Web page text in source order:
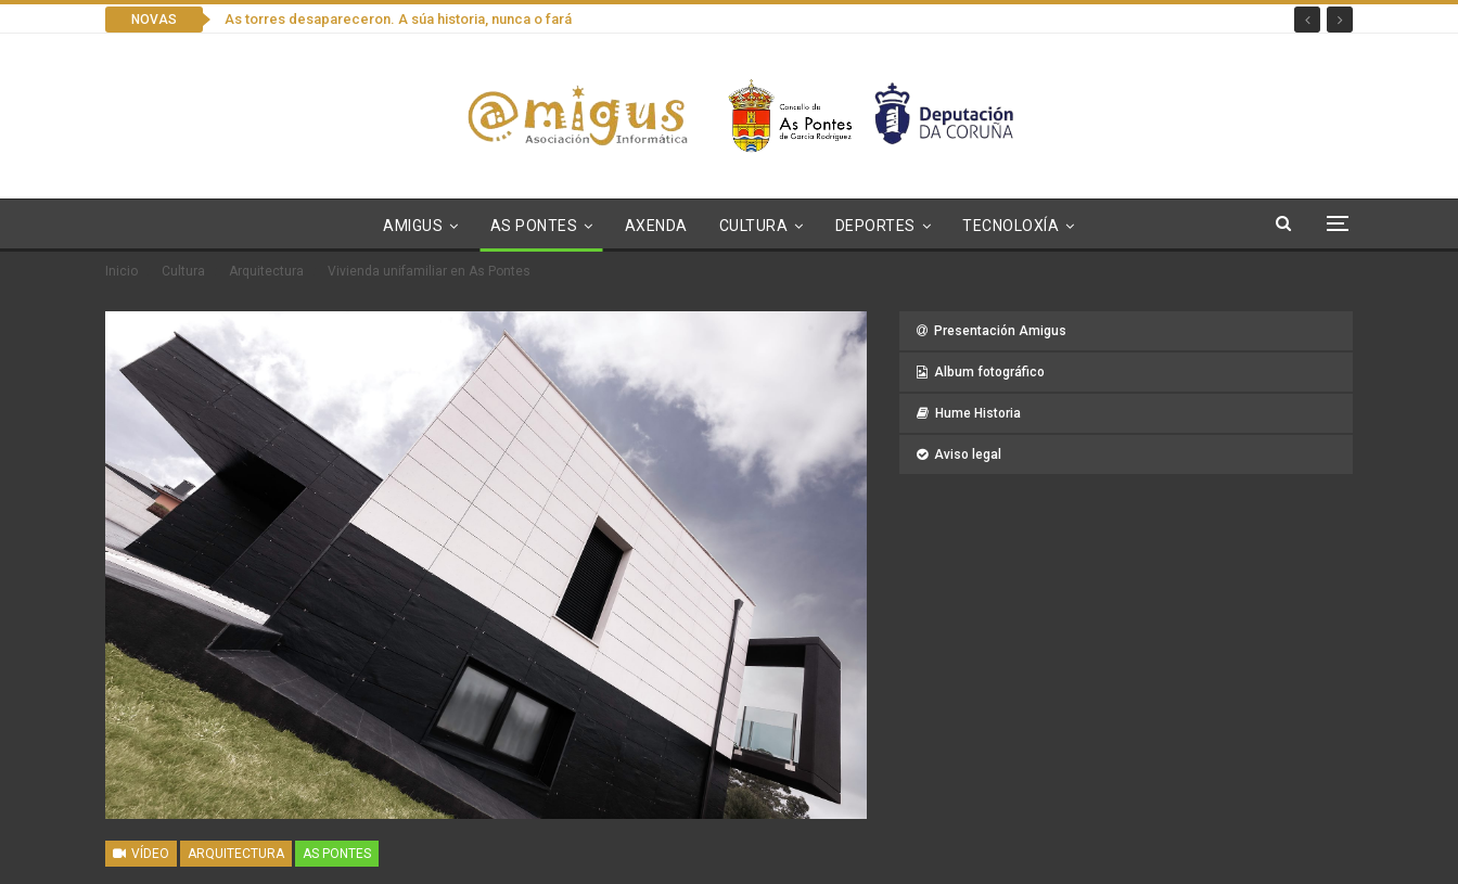
NOVAS As torres desapareceron. A súa historia, nunca o fará
AMIGUS AS PONTES AXENDA CULTURA DEPORTES TECNOLOXÍA
Inicio Cultura Arquitectura Vivienda unifamiliar en As Pontes
VÍDEO ARQUITECTURA AS PONTES
Presentación Amigus
Album fotográfico
Hume Historia
Aviso legal